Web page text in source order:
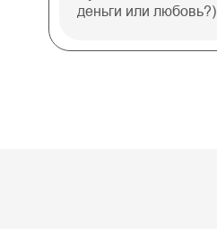
деньги или любовь?)